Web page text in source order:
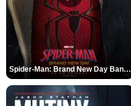
Spider-Man: Brand New Day Bande-annonce VO STFR